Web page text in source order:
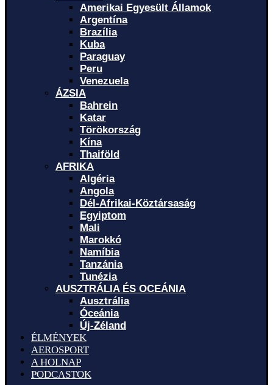
Amerikai Egyesült Államok
Argentína
Brazília
Kuba
Paraguay
Peru
Venezuela
ÁZSIA
Bahrein
Katar
Törökország
Kína
Thaiföld
AFRIKA
Algéria
Angola
Dél-Afrikai-Köztársaság
Egyiptom
Mali
Marokkó
Namíbia
Tanzánia
Tunézia
AUSZTRÁLIA ÉS OCEÁNIA
Ausztrália
Óceánia
Új-Zéland
ÉLMÉNYEK
AEROSPORT
A HOLNAP
PODCASTOK